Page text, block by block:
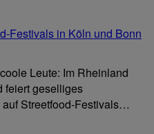
Festivals in Köln und Bonn
Leute: Im Rheinland
feiert geselliges
Streetfood-Festivals…